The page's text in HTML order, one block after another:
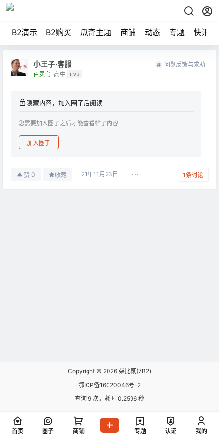
B2演示 B2购买 瓜奇主题 商铺 动态 专题 快讯
小王子·客服
百灵鸟 高中 Lv3
问题反馈与求助
隐藏内容，加入圈子后阅读
您需要加入圈子之后才能查看帖子内容
加入圈子
赞 0 收藏 21年11月23日 1条讨论
Copyright © 2026 柒比贰(7B2)
鄂ICP备16020046号-2
查询 9 次，耗时 0.2596 秒
首页 圈子 商铺 专题 认证 我的